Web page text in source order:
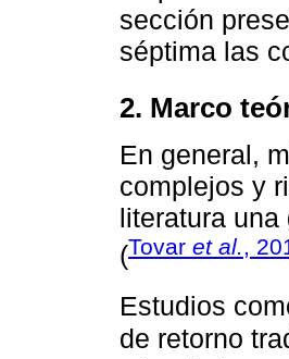
sección
séptima las
2. Marco
En general,
complejos y
literatura
(Tovar et al.,
Estudios
de retorno